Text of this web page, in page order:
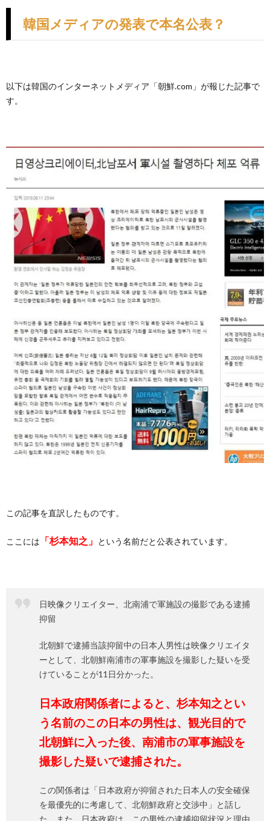
韓国メディアの発表で本名公表？
以下は韓国のインターネットメディア「朝鮮.com」が報じた記事で
す。
この記事を直訳したものです。
ここには 「杉本知之」 という名前だと公表されています。
日映像クリエイター、北南浦で軍施設の撮影である逮捕
抑留
北朝鮮で逮捕当該抑留中の日本人男性は映像クリエイタ
ーとして、北朝鮮南浦市の軍事施設を撮影した疑いを受
けていることが11日分かった。
日本政府関係者によると、杉本知之とい
う名前のこの日本の男性は、観光目的で
北朝鮮に入った後、南浦市の軍事施設を
撮影した疑いで逮捕された。
この関係者は「日本政府が抑留された日本人の安全確保
を最優先的に考慮して、北朝鮮政府と交渉中」と話し
た。また、日本政府は、この男性の逮捕抑留状況と理由